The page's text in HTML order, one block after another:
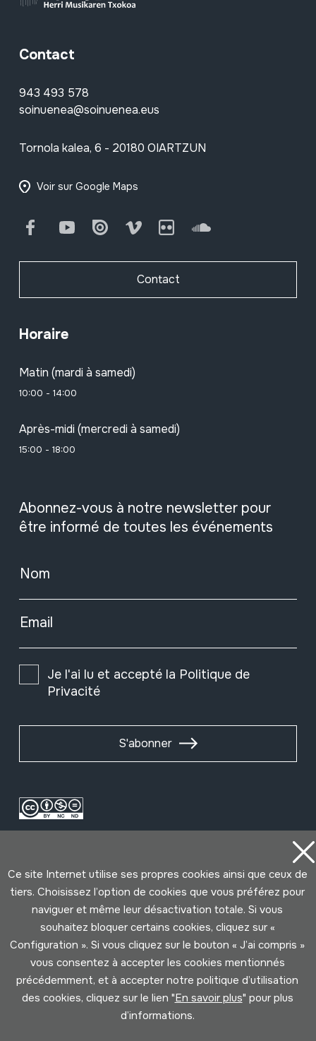
Contact
943 493 578
soinuenea@soinuenea.eus
Tornola kalea, 6 - 20180 OIARTZUN
Voir sur Google Maps
FacebookYoutube Issuu Vimeo Flickr SoundCloud
Contact
Horaire
Matin (mardi à samedi)
10:00 - 14:00
Après-midi (mercredi à samedi)
15:00 - 18:00
Abonnez-vous à notre newsletter pour
être informé de toutes les événements
Nom
Email
Je l'ai lu et accepté la Politique de
Privacité
S'abonner
Conditions d'Utilisation
Politique de Privacité
Cookies politique
Développé par Lotura
Ce site Internet utilise ses propres cookies ainsi que ceux de
tiers. Choisissez l’option de cookies que vous préférez pour
naviguer et même leur désactivation totale. Si vous
souhaitez bloquer certains cookies, cliquez sur «
Configuration ». Si vous cliquez sur le bouton « J’ai compris »
vous consentez à accepter les cookies mentionnés
précédemment, et à accepter notre politique d’utilisation
des cookies, cliquez sur le lien "En savoir plus" pour plus
d’informations.